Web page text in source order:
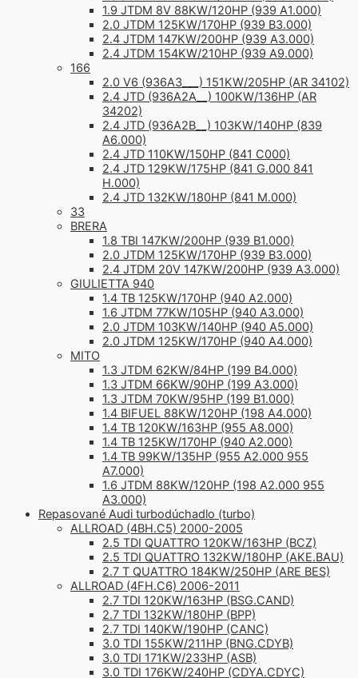
1.9 JTDM 8V 88KW/120HP (939 A1.000)
2.0 JTDM 125KW/170HP (939 B3.000)
2.4 JTDM 147KW/200HP (939 A3.000)
2.4 JTDM 154KW/210HP (939 A9.000)
166
2.0 V6 (936A3___) 151KW/205HP (AR 34102)
2.4 JTD (936A2A__) 100KW/136HP (AR
34202)
2.4 JTD (936A2B__) 103KW/140HP (839
A6.000)
2.4 JTD 110KW/150HP (841 C000)
2.4 JTD 129KW/175HP (841 G.000 841
H.000)
2.4 JTD 132KW/180HP (841 M.000)
33
BRERA
1.8 TBI 147KW/200HP (939 B1.000)
2.0 JTDM 125KW/170HP (939 B3.000)
2.4 JTDM 20V 147KW/200HP (939 A3.000)
GIULIETTA 940
1.4 TB 125KW/170HP (940 A2.000)
1.6 JTDM 77KW/105HP (940 A3.000)
2.0 JTDM 103KW/140HP (940 A5.000)
2.0 JTDM 125KW/170HP (940 A4.000)
MITO
1.3 JTDM 62KW/84HP (199 B4.000)
1.3 JTDM 66KW/90HP (199 A3.000)
1.3 JTDM 70KW/95HP (199 B1.000)
1.4 BIFUEL 88KW/120HP (198 A4.000)
1.4 TB 120KW/163HP (955 A8.000)
1.4 TB 125KW/170HP (940 A2.000)
1.4 TB 99KW/135HP (955 A2.000 955
A7.000)
1.6 JTDM 88KW/120HP (198 A2.000 955
A3.000)
Repasované Audi turbodúchadlo (turbo)
ALLROAD (4BH.C5) 2000-2005
2.5 TDI QUATTRO 120KW/163HP (BCZ)
2.5 TDI QUATTRO 132KW/180HP (AKE.BAU)
2.7 T QUATTRO 184KW/250HP (ARE BES)
ALLROAD (4FH.C6) 2006-2011
2.7 TDI 120KW/163HP (BSG.CAND)
2.7 TDI 132KW/180HP (BPP)
2.7 TDI 140KW/190HP (CANC)
3.0 TDI 155KW/211HP (BNG.CDYB)
3.0 TDI 171KW/233HP (ASB)
3.0 TDI 176KW/240HP (CDYA.CDYC)